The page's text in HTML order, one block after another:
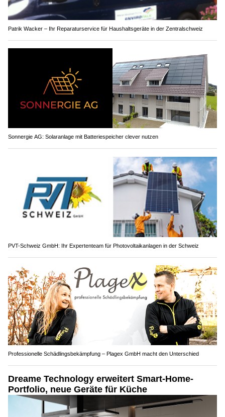
Patrik Wacker – Ihr Reparaturservice für Haushaltsgeräte in der Zentralschweiz
Sonnergie AG: Solaranlage mit Batteriespeicher clever nutzen
PVT-Schweiz GmbH: Ihr Expertenteam für Photovoltaikanlagen in der Schweiz
Professionelle Schädlingsbekämpfung – Plagex GmbH macht den Unterschied
Dreame Technology erweitert Smart-Home-
Portfolio, neue Geräte für Küche